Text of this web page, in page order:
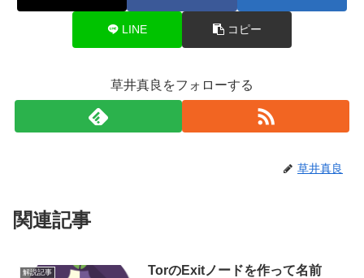
LINE コピー
草井真良をフォローする
草井真良
関連記事
解説記事
TorのExitノードを作って名前